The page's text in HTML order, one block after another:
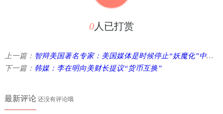
0人已打赏
上一篇： 智辩美国著名专家：美国媒体是时候停止“妖魔化”中国了
下一篇： 韩媒：李在明向美财长提议“货币互换”
最新评论还没有评论哦